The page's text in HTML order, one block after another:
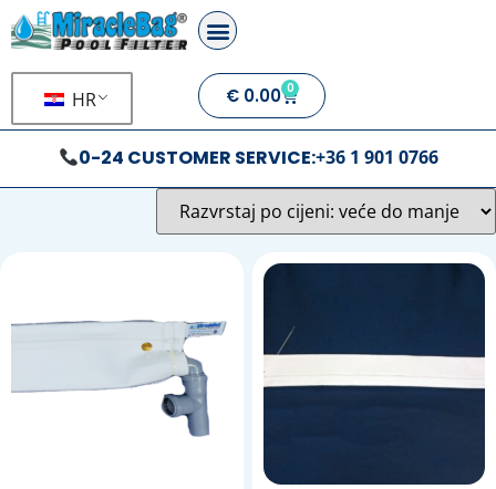
HR € 0.00 0
0-24 CUSTOMER SERVICE:+36 1 901 0766